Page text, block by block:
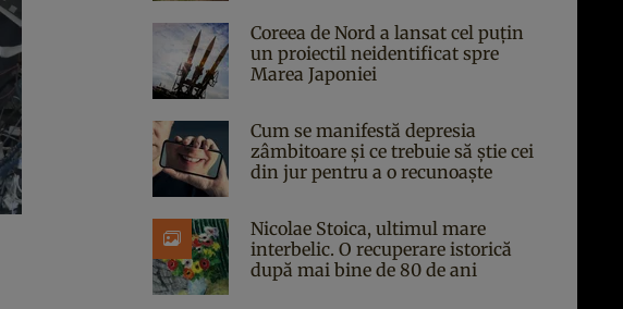
Coreea de Nord a lansat cel puțin
un proiectil neidentificat spre
Marea Japoniei
Cum se manifestă depresia
zâmbitoare și ce trebuie să știe cei
din jur pentru a o recunoaște
Nicolae Stoica, ultimul mare
interbelic. O recuperare istorică
după mai bine de 80 de ani